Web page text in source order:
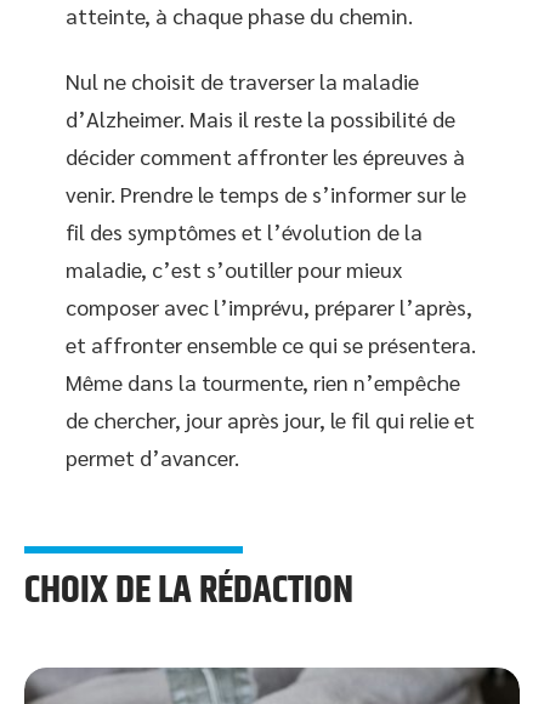
atteinte, à chaque phase du chemin.
Nul ne choisit de traverser la maladie
d’Alzheimer. Mais il reste la possibilité de
décider comment affronter les épreuves à
venir. Prendre le temps de s’informer sur le
fil des symptômes et l’évolution de la
maladie, c’est s’outiller pour mieux
composer avec l’imprévu, préparer l’après,
et affronter ensemble ce qui se présentera.
Même dans la tourmente, rien n’empêche
de chercher, jour après jour, le fil qui relie et
permet d’avancer.
CHOIX DE LA RÉDACTION